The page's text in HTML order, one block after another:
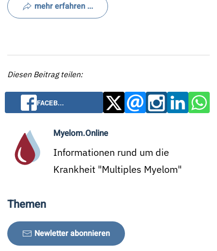
mehr erfahren ...
Diesen Beitrag teilen:
FACEB…
Myelom.Online
Informationen rund um die
Krankheit "Multiples Myelom"
Themen
Newletter abonnieren